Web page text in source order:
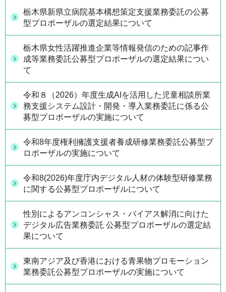
栃木県新県立病院基本構想策定支援業務委託の公募
型プロポーザルの選定結果について
栃木県女性活躍推進企業等情報発信のための記事作
成等業務委託公募型プロポーザルの選定結果につい
て
令和８（2026）年度生成AIを活用した児童相談所業
務支援システム設計・開発・導入業務委託に係る公
募型プロポーザルの実施について
令和8年度権利擁護支援者養成研修業務委託公募型プ
ロポーザルの実施について
令和8(2026)年度庁内デジタル人材の体験型研修業務
に関する公募型プロポーザルについて
性別によるアンコンシャス・バイアス解消に向けた
デジタル広告業務委託 公募型プロポーザルの選定結
果について
東南アジア及び香港における青果物プロモーション
業務委託公募型プロポーザルの実施について